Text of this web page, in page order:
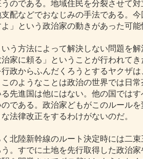
うのである。地域住民を分裂させて
支配などでおなじみの手法である。
」という政治家の動きがあった可
う方法によって解決しない問題を
治家に頼る」ということが行われて
政からふんだくろうとするヤクザ
このようなことは政治の世界では日
先進国は他にはない。他の国では
である。政治家どもがこのルール
法律改正をするわけがないのだ。
北陸新幹線のルート決定時には二
。すでに土地を先行取得した政治